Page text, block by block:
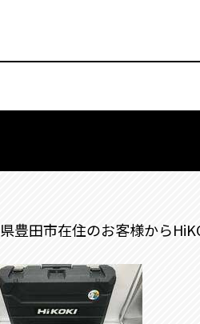
豊田市在住のお客様から